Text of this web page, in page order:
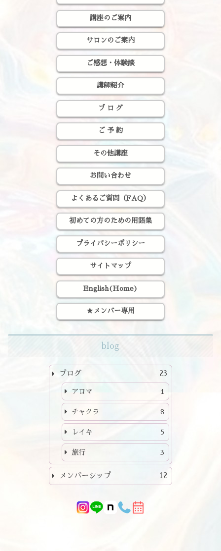
講座のご案内
サロンのご案内
ご感想・体験談
講師紹介
ブ ロ グ
ご 予 約
その他講座
お問い合わせ
よくあるご質問（FAQ）
初めての方のための用語集
プライバシーポリシー
サイトマップ
English(Home)
★メンバー専用
blog
ブログ 23
アロマ 1
チャクラ 8
レイキ 5
旅行 3
メンバーシップ 12